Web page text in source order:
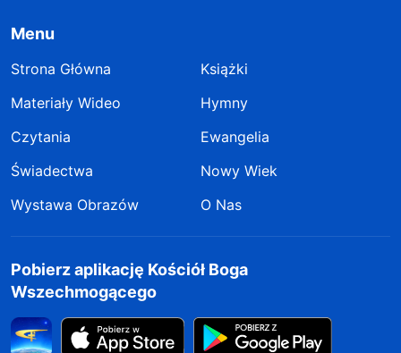
Menu
Strona Główna
Książki
Materiały Wideo
Hymny
Czytania
Ewangelia
Świadectwa
Nowy Wiek
Wystawa Obrazów
O Nas
Pobierz aplikację Kościół Boga
Wszechmogącego